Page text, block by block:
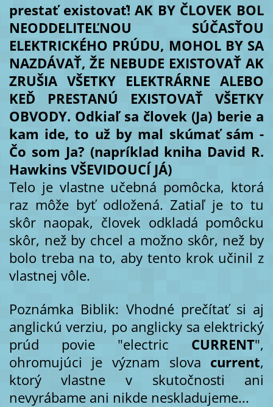
prestať existovať! AK BY ČLOVEK BOL
NEODDELITEĽNOU SÚČASŤOU
ELEKTRICKÉHO PRÚDU, MOHOL BY SA
NAZDÁVAŤ, ŽE NEBUDE EXISTOVAŤ AK
ZRUŠIA VŠETKY ELEKTRÁRNE ALEBO
KEĎ PRESTANÚ EXISTOVAŤ VŠETKY
OBVODY. Odkiaľ sa človek (Ja) berie a
kam ide, to už by mal skúmať sám -
Čo som Ja? (napríklad kniha David R.
Hawkins VŠEVIDOUCÍ JÁ)
Telo je vlastne učebná pomôcka, ktorá
raz môže byť odložená. Zatiaľ je to tu
skôr naopak, človek odkladá pomôcku
skôr, než by chcel a možno skôr, než by
bolo treba na to, aby tento krok učinil z
vlastnej vôle.
Poznámka Biblik: Vhodné prečítať si aj
anglickú verziu, po anglicky sa elektrický
prúd povie "electric CURRENT",
ohromujúci je význam slova current,
ktorý vlastne v skutočnosti ani
nevyrábame ani nikde neskladujeme...